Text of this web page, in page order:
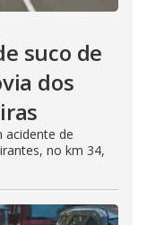
suco de
dos
acidente de
no km 34,